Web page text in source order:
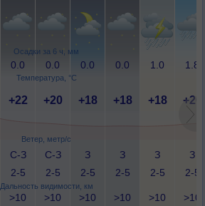
Осадки за 6 ч, мм
Температура, °C
Ветер, метр/с
Дальность видимости, км
0.0 0.0 0.0 0.0 1.0 1.8
+22 +20 +18 +18 +18 +20
С-З
2-5
С-З
2-5
З
2-5
З
2-5
З
2-5
З
2-5
>10 >10 >10 >10 >10 >10